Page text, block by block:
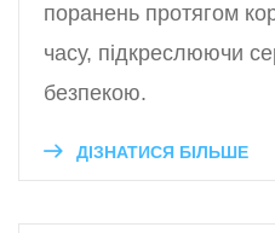
поранень протягом
часу, підкреслюючи
безпекою.
ДІЗНАТИСЯ БІЛЬШЕ